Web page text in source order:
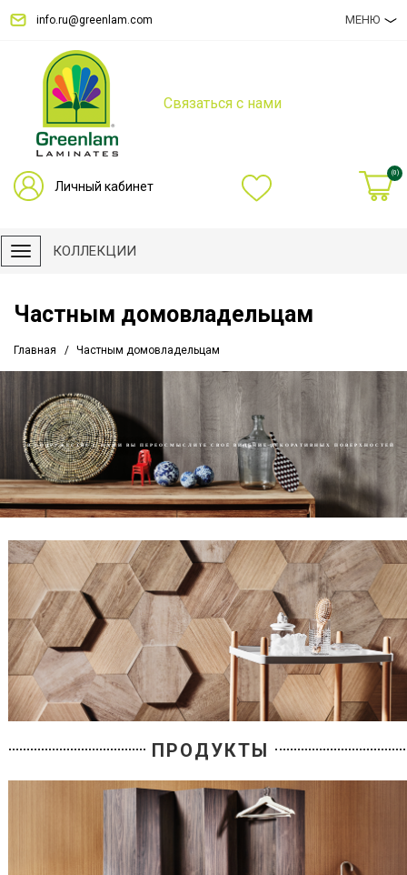
info.ru@greenlam.com МЕНЮ
Связаться с нами
Личный кабинет
(0)
КОЛЛЕКЦИИ
Частным домовладельцам
Главная Частным домовладельцам
В СОДРУЖЕСТВЕ С НАМИ ВЫ ПЕРЕОСМЫСЛИТЕ СВОЁ ВИДЕНИЕ ДЕКОРАТИВНЫХ ПОВЕРХНОСТЕЙ
ПРОДУКТЫ